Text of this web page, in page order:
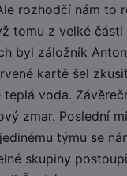
rozhodčí nám to
tomu z velké části
byl záložník
kartě šel
teplá voda.
zmar. Poslední
týmu se
skupiny